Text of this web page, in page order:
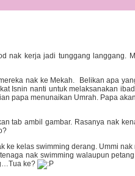
nak kerja jadi tunggang langgang.
nak ke Mekah. Belikan apa
Isnin nanti untuk melaksanakan
papa menunaikan Umrah. Papa
tab ambil gambar. Rasanya nak
ke kelas swimming derang. Ummi nak
nak swimming walaupun
ke?